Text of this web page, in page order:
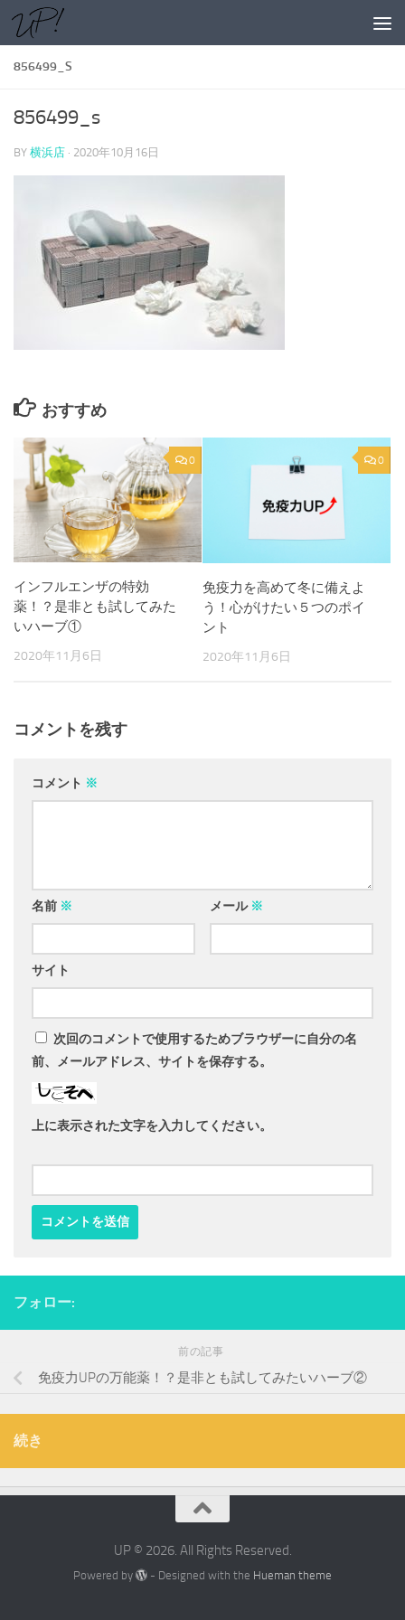
コンテンツへスキップ
856499_S
856499_s
BY 横浜店 · 2020年10月16日
おすすめ
0
インフルエンザの特効
薬！？是非とも試してみた
いハーブ①
2020年11月6日
0
免疫力を高めて冬に備えよ
う！心がけたい５つのポイ
ント
2020年11月6日
コメントを残す
コメント ※
名前 ※ メール ※
サイト
次回のコメントで使用するためブラウザーに自分の名
前、メールアドレス、サイトを保存する。
上に表示された文字を入力してください。
フォロー:
前の記事
免疫力UPの万能薬！？是非とも試してみたいハーブ②
続き
UP © 2026. All Rights Reserved.
Powered by - Designed with the Hueman theme